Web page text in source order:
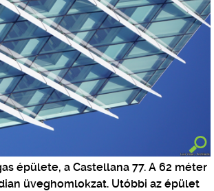
épülete, a Castellana 77. A 62 méter
üveghomlokzat. Utóbbi az épület